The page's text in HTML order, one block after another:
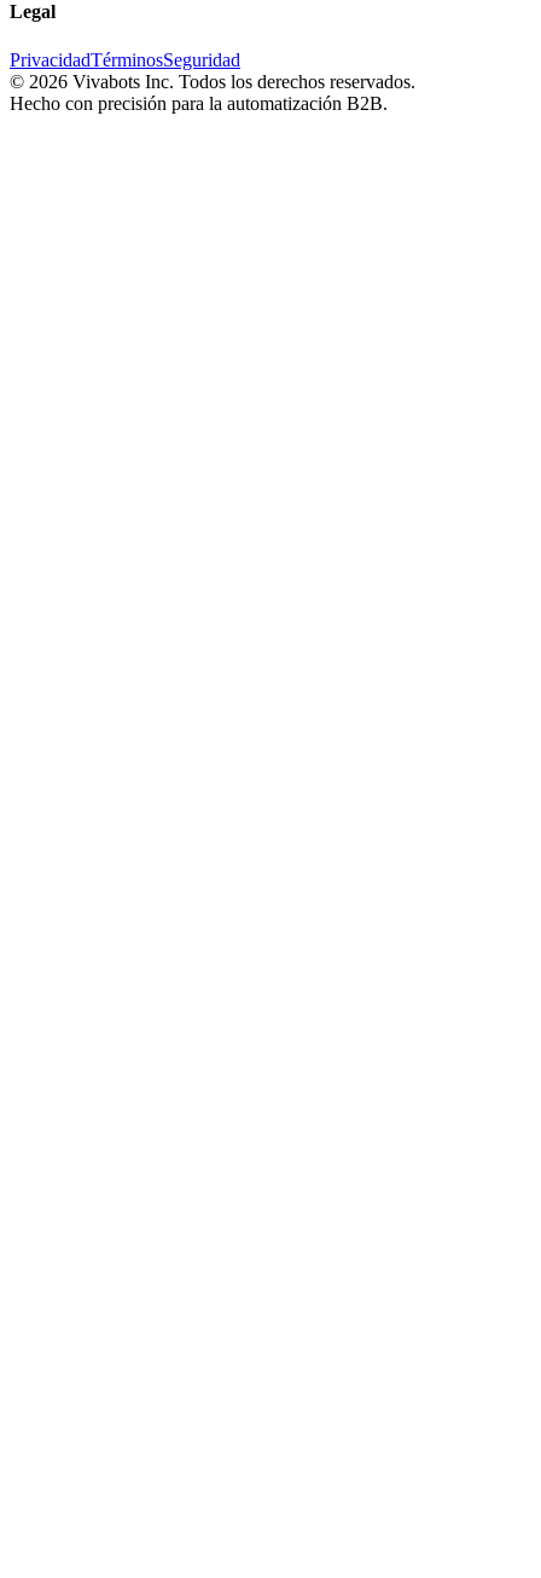
Legal
PrivacidadTérminosSeguridad
© 2026 Vivabots Inc. Todos los derechos reservados.
Hecho con precisión para la automatización B2B.